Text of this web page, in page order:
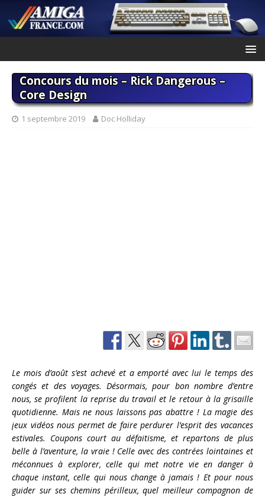
Concours du mois – Rick Dangerous –
Core Design
1 septembre 2019 Doc Holliday
Le mois d’août s’est achevé et a emporté avec lui le temps des
congés et des voyages. Désormais, pour bon nombre d’entre
nous, se profilent la reprise du travail et le retour à la grisaille
quotidienne. Mais ne nous laissons pas abattre ! La magie des
jeux vidéos nous permet de faire perdurer l’esprit des vacances
estivales. Coupons court au défaitisme, et repartons de plus
belle à l’aventure, la vraie ! Celle avec des contrées lointaines et
méconnues à explorer, celle qui met notre vie en danger à
chaque instant, celle qui nous change à jamais ! Et pour nous
guider sur ses chemins périlleux, quel meilleur compagnon de